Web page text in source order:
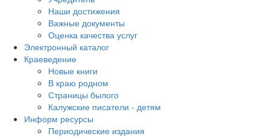
Наши достижения
Важные документы
Оценка качества услуг
Электронный каталог
Краеведение
Новые книги
В краю родном
Страницы былого
Калужские писатели - детям
Информ ресурсы
Периодические издания